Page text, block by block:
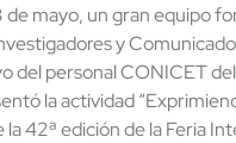
de mayo, un gran equipo
y
del personal CONICET
la actividad
la 42ª edición de la Feria